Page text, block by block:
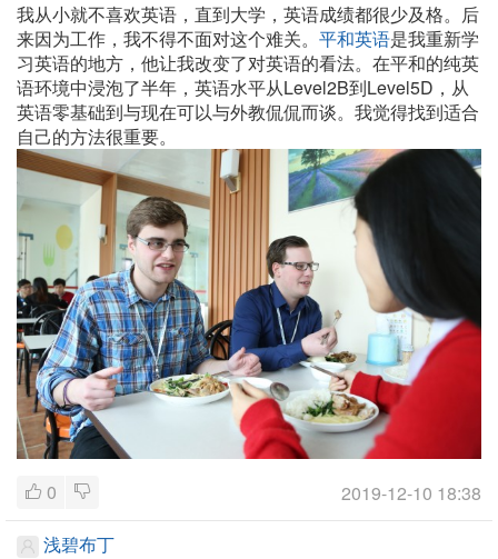
我从小就不喜欢英语，直到大学，英语成绩都很少及格。后
来因为工作，我不得不面对这个难关。 平和英语是我重新学
习英语的地方，他让我改变了对英语的看法。在平和的纯英
语环境中浸泡了半年，英语水平从Level2B到Level5D，从
英语零基础到与现在可以与外教侃侃而谈。我觉得找到适合
自己的方法很重要。
0
2019-12-10 18:38
浅碧布丁